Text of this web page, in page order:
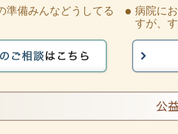
準備みんなどうしてる
病院に
すが、